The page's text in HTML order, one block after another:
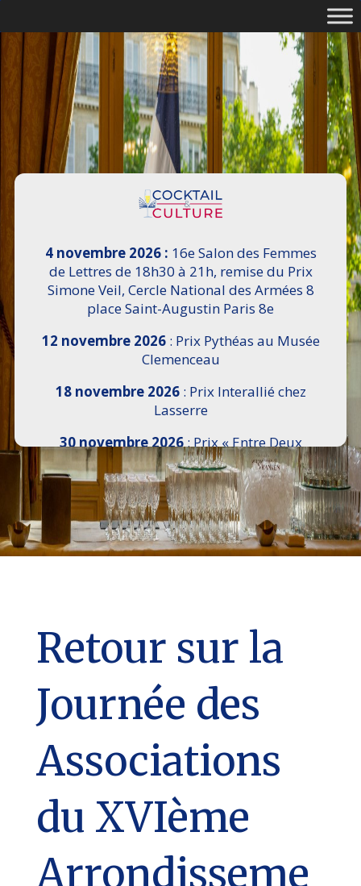
4 novembre 2026 : 16e Salon des Femmes
de Lettres de 18h30 à 21h, remise du Prix
Simone Veil, Cercle National des Armées 8
place Saint-Augustin Paris 8e
12 novembre 2026: Prix Pythéas au Musée
Clemenceau
18 novembre 2026: Prix Interallié chez
Lasserre
30 novembre 2026: Prix « Entre Deux
Rives » I Scemi Astutti au Sénat
7 décembre 2026 :16e Salon de l’Histoire de
18h30 à 21h, remise du Prix du Guesclin,
Cercle National des Armées 8 place Saint-
Augustin Paris 8e
Retour sur la
Journée des
Associations
du XVIème
Arrondisseme